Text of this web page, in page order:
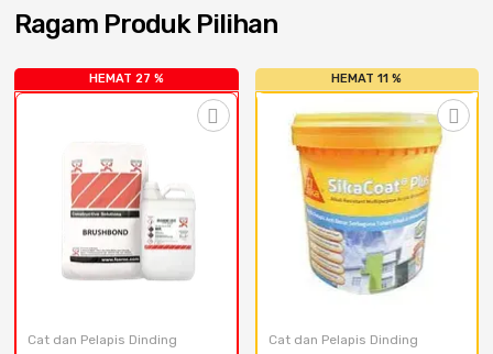
Ragam Produk Pilihan
HEMAT 27 %
Cat dan Pelapis Dinding
HEMAT 11 %
Cat dan Pelapis Dinding